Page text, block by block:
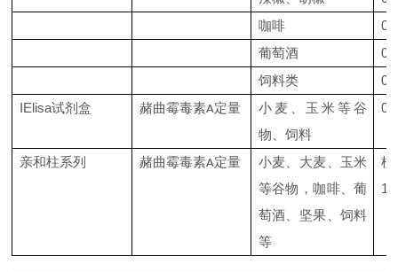
咖啡
0
葡萄酒
0
饲料类
0
IElisa试剂盒 赭曲霉毒素A定量
小麦、玉米等谷
物、饲料
0
亲和柱系列 赭曲霉毒素A定量
小麦、大麦、玉米
等谷物，咖啡、葡
萄酒、坚果、饲料
等
柱
1